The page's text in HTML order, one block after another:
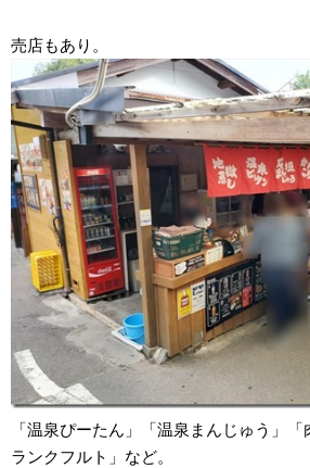
売店もあり。
「温泉ぴーたん」「温泉まんじゅう」
ランクフルト」など。